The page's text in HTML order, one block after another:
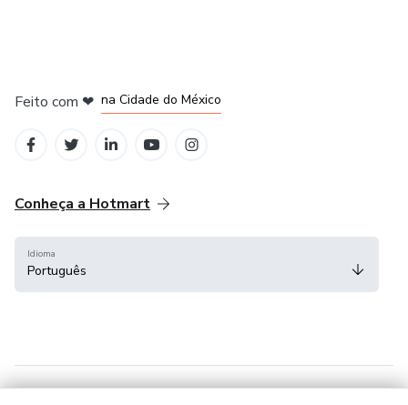
Feito com ❤ na Cidade do México
Conheça a Hotmart
Idioma
Português